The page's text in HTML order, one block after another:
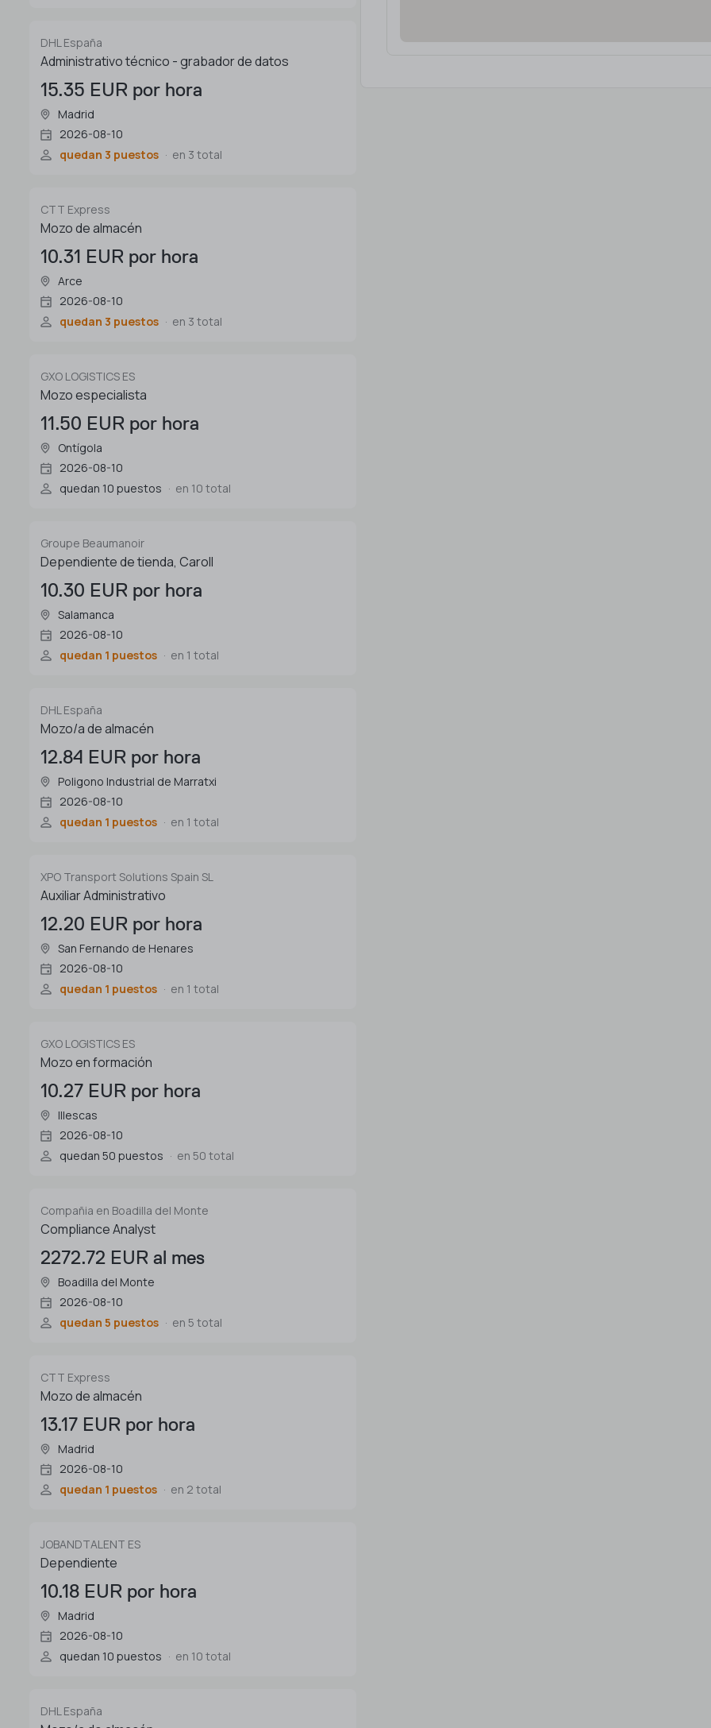
DHL España
Administrativo técnico - grabador de datos
15.35 EUR por hora
Madrid
2026-08-10
quedan 3 puestos
en 3 total
CTT Express
Mozo de almacén
10.31 EUR por hora
Arce
2026-08-10
quedan 3 puestos
en 3 total
GXO LOGISTICS ES
Mozo especialista
11.50 EUR por hora
Ontígola
2026-08-10
quedan 10 puestos
en 10 total
Groupe Beaumanoir
Dependiente de tienda, Caroll
10.30 EUR por hora
Salamanca
2026-08-10
quedan 1 puestos
en 1 total
DHL España
Mozo/a de almacén
12.84 EUR por hora
Poligono Industrial de Marratxi
2026-08-10
quedan 1 puestos
en 1 total
XPO Transport Solutions Spain SL
Auxiliar Administrativo
12.20 EUR por hora
San Fernando de Henares
2026-08-10
quedan 1 puestos
en 1 total
GXO LOGISTICS ES
Mozo en formación
10.27 EUR por hora
Illescas
2026-08-10
quedan 50 puestos
en 50 total
Compañia en Boadilla del Monte
Compliance Analyst
2272.72 EUR al mes
Boadilla del Monte
2026-08-10
quedan 5 puestos
en 5 total
CTT Express
Mozo de almacén
13.17 EUR por hora
Madrid
2026-08-10
quedan 1 puestos
en 2 total
JOBANDTALENT ES
Dependiente
10.18 EUR por hora
Madrid
2026-08-10
quedan 10 puestos
en 10 total
DHL España